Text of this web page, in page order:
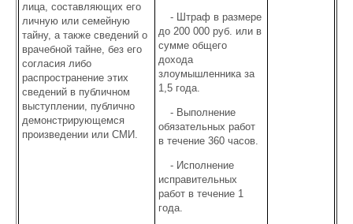
лица, составляющих его
личную или семейную
тайну, а также сведений о
врачебной тайне, без его
согласия либо
распространение этих
сведений в публичном
выступлении, публично
демонстрирующемся
произведении или СМИ.
- Штраф в размере
до 200 000 руб. или в
сумме общего
дохода
злоумышленника за
1,5 года.
- Выполнение
обязательных работ
в течение 360 часов.
- Исполнение
исправительных
работ в течение 1
года.